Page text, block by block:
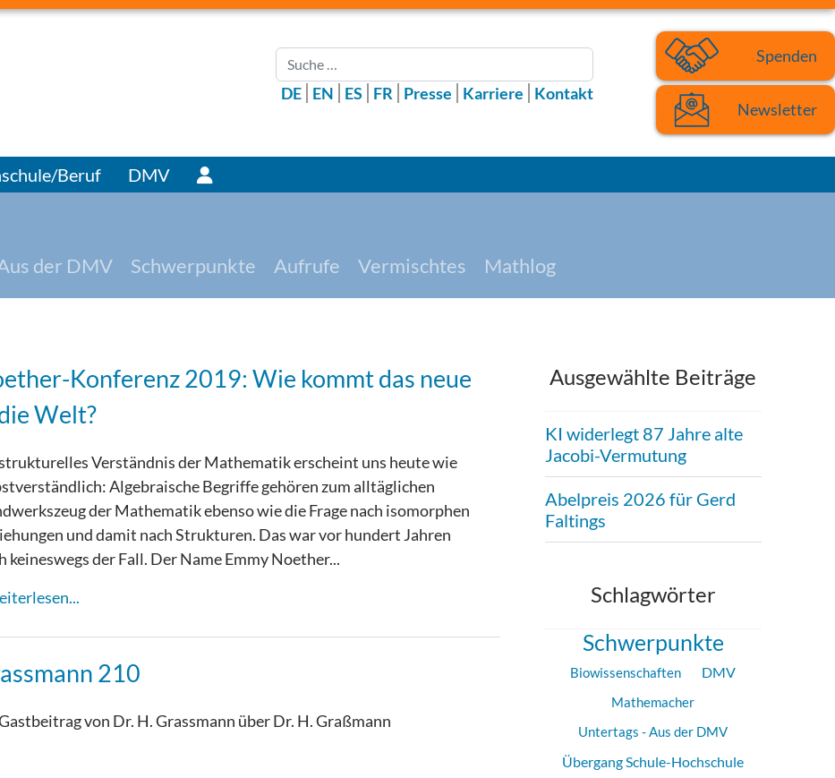
Suchen
DE EN ES FR Presse Karriere Kontakt
Spenden
Newsletter
Beruf DMV
der DMV Schwerpunkte Aufrufe Vermischtes Mathlog
Konferenz 2019: Wie kommt das neue
Welt?
Verständnis der Mathematik erscheint uns heute wie
Algebraische Begriffe gehören zum alltäglichen
der Mathematik ebenso wie die Frage nach isomorphen
und damit nach Strukturen. Das war vor hundert Jahren
keineswegs der Fall. Der Name Emmy Noether...
210
von Dr. H. Grassmann über Dr. H. Graßmann
Ausgewählte Beiträge
KI widerlegt 87 Jahre alte
Jacobi-Vermutung
Abelpreis 2026 für Gerd
Faltings
Schlagwörter
Schwerpunkte
Biowissenschaften DMV
Mathemacher
Untertags - Aus der DMV
Übergang Schule-Hochschule